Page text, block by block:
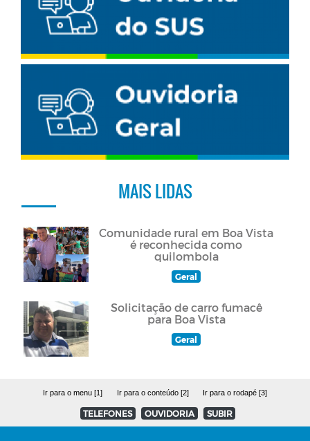
MAIS LIDAS
Comunidade rural em Boa Vista
é reconhecida como
quilombola
Geral
Solicitação de carro fumacê
para Boa Vista
Geral
Ir para o menu [1] Ir para o conteúdo [2] Ir para o rodapé [3]
TELEFONES OUVIDORIA SUBIR